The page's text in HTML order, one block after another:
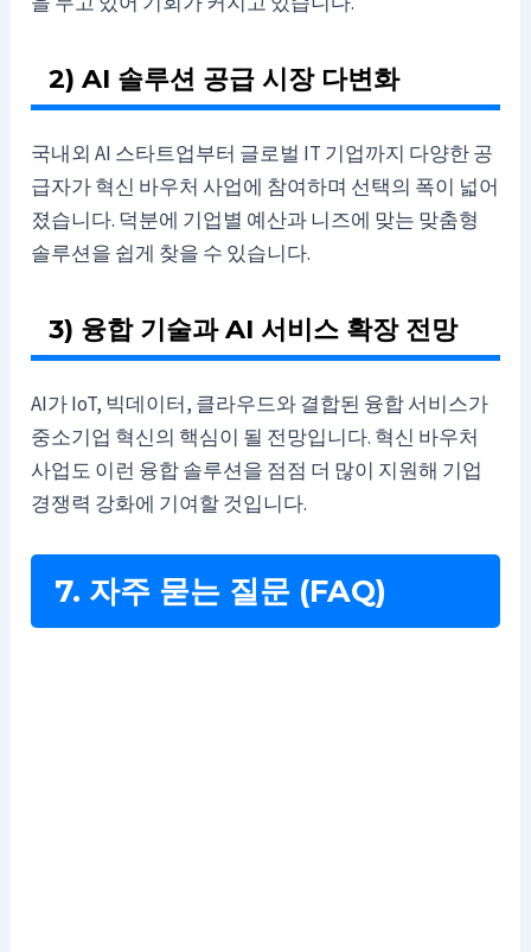
2) AI 솔루션 공급 시장 다변화
국내외 AI 스타트업부터 글로벌 IT 기업까지 다양한 공
급자가 혁신 바우처 사업에 참여하며 선택의 폭이 넓어
졌습니다. 덕분에 기업별 예산과 니즈에 맞는 맞춤형
솔루션을 쉽게 찾을 수 있습니다.
3) 융합 기술과 AI 서비스 확장 전망
AI가 IoT, 빅데이터, 클라우드와 결합된 융합 서비스가
중소기업 혁신의 핵심이 될 전망입니다. 혁신 바우처
사업도 이런 융합 솔루션을 점점 더 많이 지원해 기업
경쟁력 강화에 기여할 것입니다.
7. 자주 묻는 질문 (FAQ)